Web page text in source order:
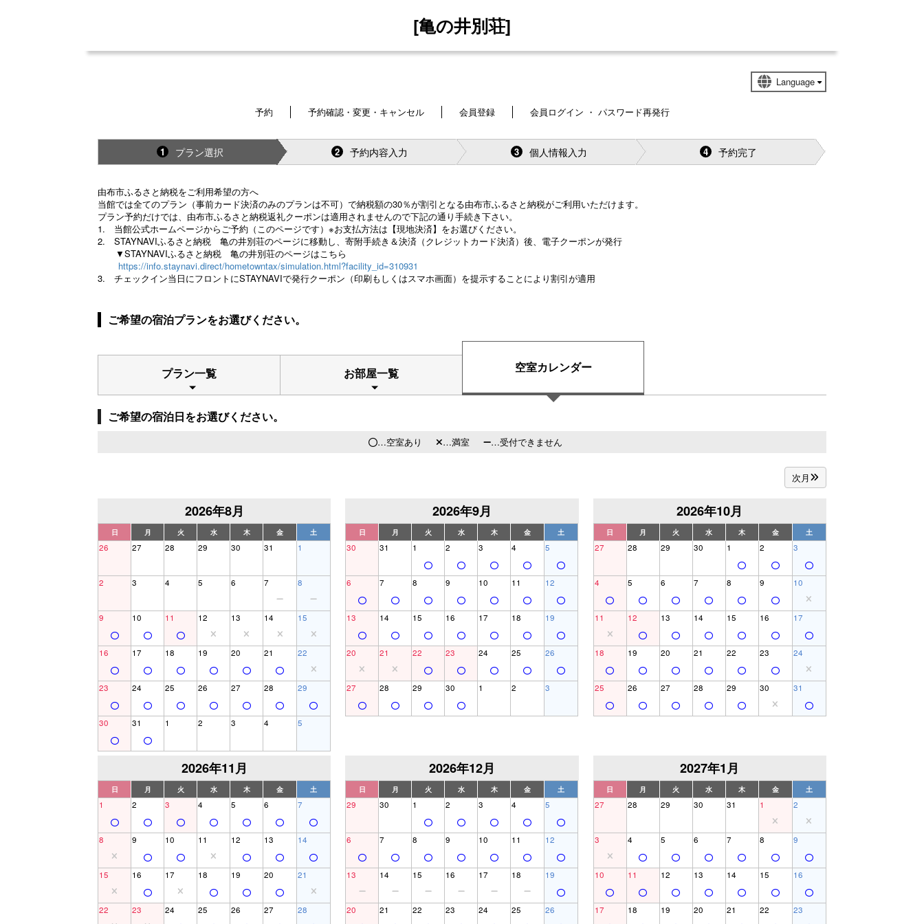
[亀の井別荘]
予約 予約確認・変更・キャンセル 会員登録 会員ログイン ・ パスワード再発行
1 プラン選択 2 予約内容入力 3 個人情報入力 4 予約完了
由布市ふるさと納税をご利用希望の方へ
当館では全てのプラン（事前カード決済のみのプランは不可）で納税額の30％が割引となる由布市ふるさと納税がご利用いただけます。
プラン予約だけでは、由布市ふるさと納税返礼クーポンは適用されませんので下記の通り手続き下さい。
1. 当館公式ホームページからご予約（このページです）※お支払方法は【現地決済】をお選びください。
2. STAYNAVIふるさと納税 亀の井別荘のページに移動し、寄附手続き＆決済（クレジットカード決済）後、電子クーポンが発行
▼STAYNAVIふるさと納税 亀の井別荘のページはこちら
https://info.staynavi.direct/hometowntax/simulation.html?facility_id=310931
3. チェックイン当日にフロントにSTAYNAVIで発行クーポン（印刷もしくはスマホ画面）を提示することにより割引が適用
ご希望の宿泊プランをお選びください。
プラン一覧 お部屋一覧 空室カレンダー
ご希望の宿泊日をお選びください。
…空室あり …満室 …受付できません
次月
2026年8月
日 月 火 水 木 金 土
26 27 28 29 30 31 1
2 3 4 5 6 7 8
9 10 11 12 13 14 15
16 17 18 19 20 21 22
23 24 25 26 27 28 29
30 31 1 2 3 4 5
2026年9月
日 月 火 水 木 金 土
30 31 1 2 3 4 5
6 7 8 9 10 11 12
13 14 15 16 17 18 19
20 21 22 23 24 25 26
27 28 29 30 1 2 3
2026年10月
日 月 火 水 木 金 土
27 28 29 30 1 2 3
4 5 6 7 8 9 10
11 12 13 14 15 16 17
18 19 20 21 22 23 24
25 26 27 28 29 30 31
2026年11月
日 月 火 水 木 金 土
1 2 3 4 5 6 7
8 9 10 11 12 13 14
15 16 17 18 19 20 21
22 23 24 25 26 27 28
2026年12月
日 月 火 水 木 金 土
29 30 1 2 3 4 5
6 7 8 9 10 11 12
13 14 15 16 17 18 19
20 21 22 23 24 25 26
2027年1月
日 月 火 水 木 金 土
27 28 29 30 31 1 2
3 4 5 6 7 8 9
10 11 12 13 14 15 16
17 18 19 20 21 22 23